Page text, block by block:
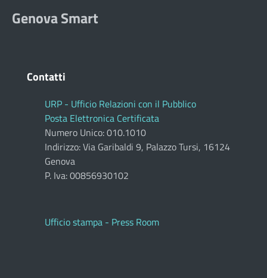
Genova Smart
Contatti
URP - Ufficio Relazioni con il Pubblico
Posta Elettronica Certificata
Numero Unico: 010.1010
Indirizzo: Via Garibaldi 9, Palazzo Tursi, 16124
Genova
P. Iva: 00856930102
Ufficio stampa - Press Room